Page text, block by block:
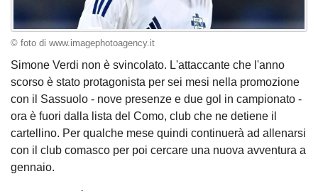
© foto di www.imagephotoagency.it
Simone Verdi non è svincolato. L'attaccante che l'anno
scorso è stato protagonista per sei mesi nella promozione
con il Sassuolo - nove presenze e due gol in campionato -
ora è fuori dalla lista del Como, club che ne detiene il
cartellino. Per qualche mese quindi continuerà ad allenarsi
con il club comasco per poi cercare una nuova avventura a
gennaio.